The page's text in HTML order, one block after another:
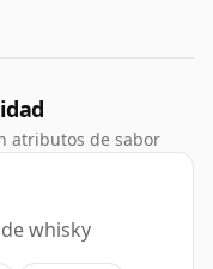
atributos de sabor
whisky